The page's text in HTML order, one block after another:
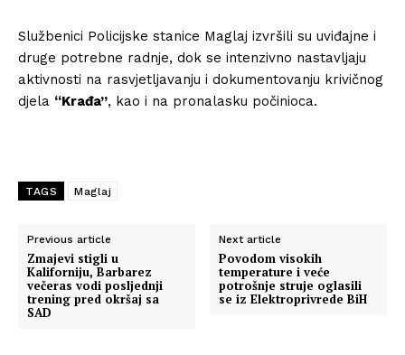
Službenici Policijske stanice Maglaj izvršili su uviđajne i
druge potrebne radnje, dok se intenzivno nastavljaju
aktivnosti na rasvjetljavanju i dokumentovanju krivičnog
djela “Krađa”, kao i na pronalasku počinioca.
TAGS Maglaj
Previous article
Zmajevi stigli u
Kaliforniju, Barbarez
večeras vodi posljednji
trening pred okršaj sa
SAD
Next article
Povodom visokih
temperature i veće
potrošnje struje oglasili
se iz Elektroprivrede BiH